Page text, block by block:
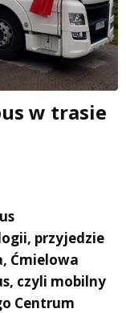
w trasie
przyjedzie
Ćmielowa
czyli mobilny
Centrum